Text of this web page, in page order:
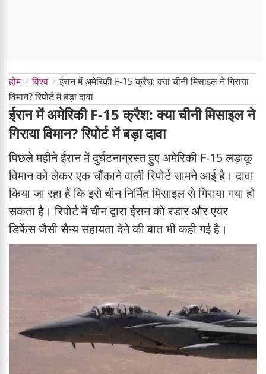
होम विश्व
ईरान में अमेरिकी F-15 क्रैश: क्या चीनी मिसाइल ने गिराया
विमान? रिपोर्ट में बड़ा दावा
ईरान में अमेरिकी F-15 क्रैश: क्या चीनी मिसाइल ने
गिराया विमान? रिपोर्ट में बड़ा दावा
पिछले महीने ईरान में दुर्घटनाग्रस्त हुए अमेरिकी F-15 लड़ाकू
विमान को लेकर एक चौंकाने वाली रिपोर्ट सामने आई है। दावा
किया जा रहा है कि इसे चीन निर्मित मिसाइल से गिराया गया हो
सकता है। रिपोर्ट में चीन द्वारा ईरान को रडार और एयर
डिफेंस जैसी सैन्य सहायता देने की बात भी कही गई है।